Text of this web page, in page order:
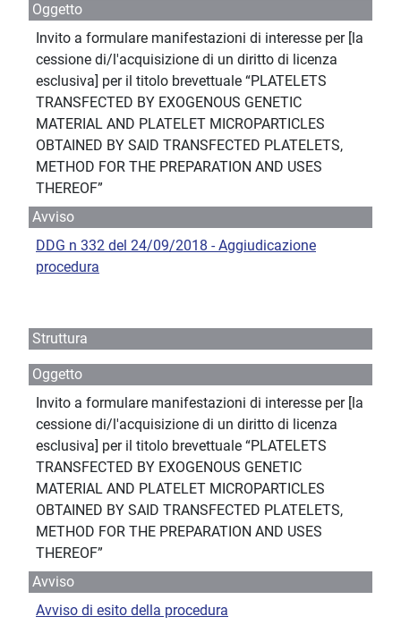
Oggetto
Invito a formulare manifestazioni di interesse per [la
cessione di/l'acquisizione di un diritto di licenza
esclusiva] per il titolo brevettuale “PLATELETS
TRANSFECTED BY EXOGENOUS GENETIC
MATERIAL AND PLATELET MICROPARTICLES
OBTAINED BY SAID TRANSFECTED PLATELETS,
METHOD FOR THE PREPARATION AND USES
THEREOF”
Avviso
DDG n 332 del 24/09/2018 - Aggiudicazione
procedura
Struttura
Oggetto
Invito a formulare manifestazioni di interesse per [la
cessione di/l'acquisizione di un diritto di licenza
esclusiva] per il titolo brevettuale “PLATELETS
TRANSFECTED BY EXOGENOUS GENETIC
MATERIAL AND PLATELET MICROPARTICLES
OBTAINED BY SAID TRANSFECTED PLATELETS,
METHOD FOR THE PREPARATION AND USES
THEREOF”
Avviso
Avviso di esito della procedura